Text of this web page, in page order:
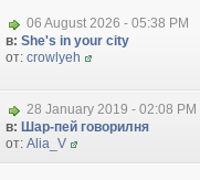
06 August 2026 - 05:38 PM
в: She's in your city
от: crowlyeh
28 January 2019 - 02:08 PM
в: Шар-пей говорилня
от: Alia_V